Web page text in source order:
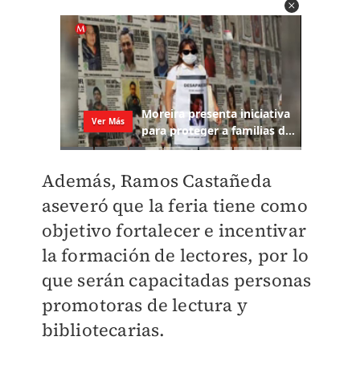
Además, Ramos Castañeda
aseveró que la feria tiene como
objetivo fortalecer e incentivar
la formación de lectores, por lo
que serán capacitadas personas
promotoras de lectura y
bibliotecarias.